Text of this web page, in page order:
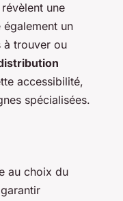
une
un
à trouver ou
accessibilité,
spécialisées.
au choix du